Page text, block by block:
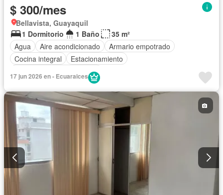
$ 300/mes
Bellavista, Guayaquil
1 Dormitorio
1 Baño
35 m²
Agua
Aire acondicionado
Armario empotrado
Cocina integral
Estacionamiento
Completamente amoblado
17 jun 2026 en - Ecuaraices